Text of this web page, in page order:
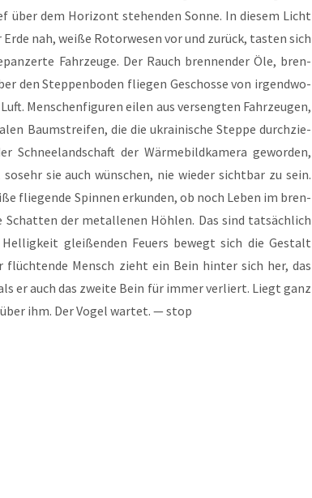
über dem Hori­zont ste­hen­den Son­ne. In die­sem Licht
nah, wei­ße Rotor­we­sen vor und zurück, tas­ten sich
Fahr­zeu­ge. Der Rauch bren­nen­der Öle, bren­
den Step­pen­bo­den flie­gen Geschos­se von irgend­wo­
Men­schen­fi­gu­ren eilen aus ver­seng­ten Fahr­zeu­gen,
Baum­strei­fen, die die ukrai­ni­sche Step­pe durch­zie­
Schnee­land­schaft der Wär­me­bild­ka­me­ra gewor­den,
sie auch wün­schen, nie wie­der sicht­bar zu sein.
flie­gen­de Spin­nen erkun­den, ob noch Leben im bren­
der metal­le­nen Höh­len. Das sind tat­säch­lich
glei­ßen­den Feu­ers bewegt sich die Gestalt
flüch­ten­de Mensch zieht ein Bein hin­ter sich her, das
er auch das zwei­te Bein für immer ver­liert. Liegt ganz
ihm. Der Vogel war­tet. — stop